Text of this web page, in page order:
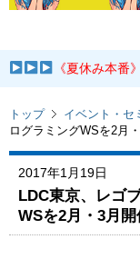
《夏休み本番
トップ イベント・セ
ログラミングWSを2月
2017年1月19日
LDC東京、レゴ
WSを2月・3月開